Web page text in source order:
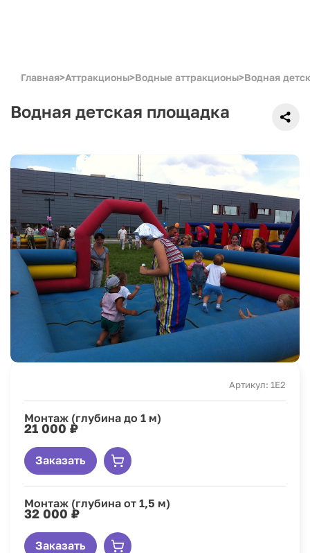
Главная>Аттракционы>Водные аттракционы>Водная
Водная детская площадка
Артикул: 1E2
Монтаж (глубина до 1 м)
21 000 ₽
Заказать
Монтаж (глубина от 1,5 м)
32 000 ₽
Заказать